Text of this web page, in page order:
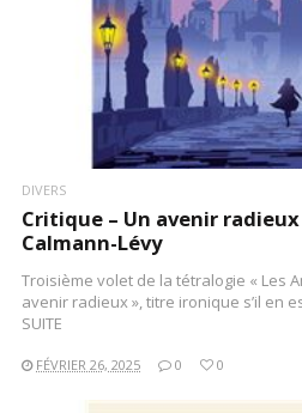
DIVERS
Critique – Un avenir
Calmann-Lévy
Troisième volet de la tétralogie « Les
avenir radieux », titre ironique s’il en
SUITE
FÉVRIER 26, 2025 0 0